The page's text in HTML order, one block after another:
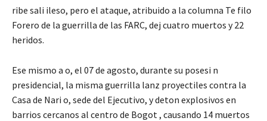
ribe sali ileso, pero el ataque, atribuido a la columna Te filo
Forero de la guerrilla de las FARC, dej cuatro muertos y 22
heridos.
Ese mismo a o, el 07 de agosto, durante su posesi n
presidencial, la misma guerrilla lanz proyectiles contra la
Casa de Nari o, sede del Ejecutivo, y deton explosivos en
barrios cercanos al centro de Bogot , causando 14 muertos